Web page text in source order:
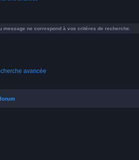
message ne correspond à vos critères de recherche.
avancée